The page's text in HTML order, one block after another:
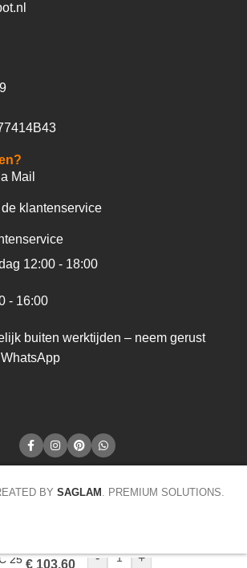
Mail
klantenservice
12:00 - 18:00
- 16:00
buiten werktijden – neem gerust
BY SAGLAM . PREMIUM SOLUTIONS.
25 € 103,60 - +